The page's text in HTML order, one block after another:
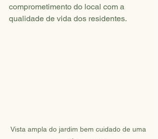
comprometimento do local com a
qualidade de vida dos residentes.
Vista ampla do jardim bem cuidado de uma